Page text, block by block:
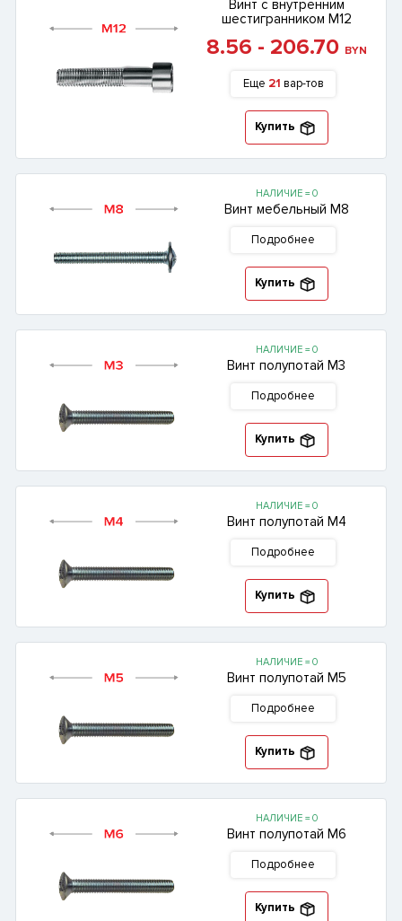
Винт с внутренним
шестигранником М12
8.56 - 206.70 BYN
Еще 21 вар-тов
Купить
НАЛИЧИЕ = 0
Винт мебельный М8
Подробнее
Купить
НАЛИЧИЕ = 0
Винт полупотай М3
Подробнее
Купить
НАЛИЧИЕ = 0
Винт полупотай М4
Подробнее
Купить
НАЛИЧИЕ = 0
Винт полупотай М5
Подробнее
Купить
НАЛИЧИЕ = 0
Винт полупотай М6
Подробнее
Купить